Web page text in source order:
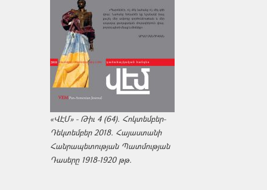
«ՎԷՄ» - Թիւ 4 (64). Հոկտեմբեր-
Դեկտեմբեր 2018. Հայաստանի
Հանրապետության Պատմության
Դասերը 1918-1920 թթ.